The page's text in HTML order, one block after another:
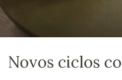
Novos ciclos